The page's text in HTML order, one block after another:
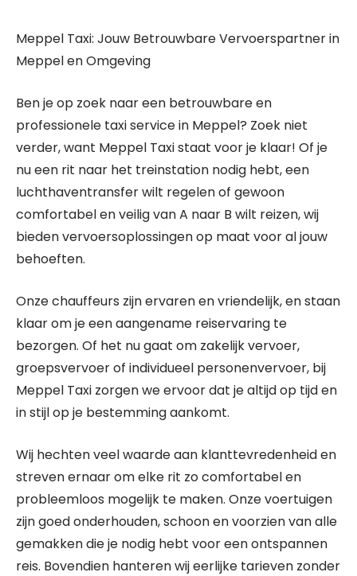
Meppel Taxi: Jouw Betrouwbare Vervoerspartner in
Meppel en Omgeving
Ben je op zoek naar een betrouwbare en
professionele taxi service in Meppel? Zoek niet
verder, want Meppel Taxi staat voor je klaar! Of je
nu een rit naar het treinstation nodig hebt, een
luchthaventransfer wilt regelen of gewoon
comfortabel en veilig van A naar B wilt reizen, wij
bieden vervoersoplossingen op maat voor al jouw
behoeften.
Onze chauffeurs zijn ervaren en vriendelijk, en staan
​​klaar om je een aangename reiservaring te
bezorgen. Of het nu gaat om zakelijk vervoer,
groepsvervoer of individueel personenvervoer, bij
Meppel Taxi zorgen we ervoor dat je altijd op tijd en
in stijl op je bestemming aankomt.
Wij hechten veel waarde aan klanttevredenheid en
streven ernaar om elke rit zo comfortabel en
probleemloos mogelijk te maken. Onze voertuigen
zijn goed onderhouden, schoon en voorzien van alle
gemakken die je nodig hebt voor een ontspannen
reis. Bovendien hanteren wij eerlijke tarieven zonder